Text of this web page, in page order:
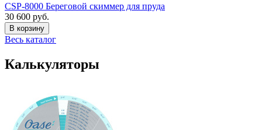
CSP-8000 Береговой скиммер для пруда
30 600 руб.
В корзину
Весь каталог
Калькуляторы